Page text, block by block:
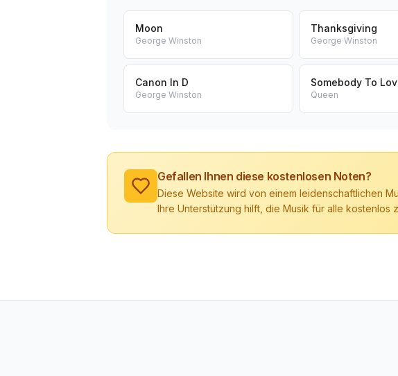
Moon
George Winston
Thanksgiving
George Winston
Canon In D
George Winston
Somebody To
Queen
Gefallen Ihnen diese kostenlosen Noten?
Diese Website wird von einem leidenschaftlichen
Ihre Unterstützung hilft, die Musik für alle kostenlos